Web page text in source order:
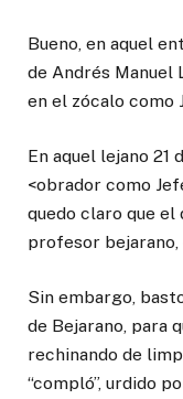
Bueno, en aquel
de Andrés Manuel
en el zócalo como
En aquel lejano
<obrador como
quedo claro que el
profesor bejarano,
Sin embargo,
de Bejarano, para
rechinando de
“compló”, urdido